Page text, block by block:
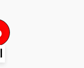
دهان الحنظل لعلاج ألم المفاصل و العظام